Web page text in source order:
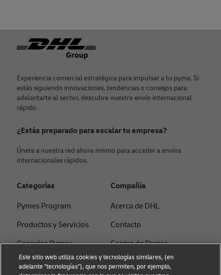
Footer
Experiencia comercial estratégica para impulsar a tu pyme. Si
estás siguiendo innovaciones, tendencias o consejos para
adelantarte al sector, descubre nuestro envío internacional
rápido.
¿Estás preparado para escalar tu empresa?
Únete a nuestra red ahora mismo para acceder a envíos
internacionales rápidos.
Categorías
Pymes Program
Productos y Servicios
Consejos Pymes
Consejos E-commerce
Compañía
Acerca de DHL
Contacto
Centro de Prensa
Sostenibilidad
Este sitio web utiliza cookies y tecnologías similares, (en
adelante "tecnologías"), que nos permiten, por ejemplo,